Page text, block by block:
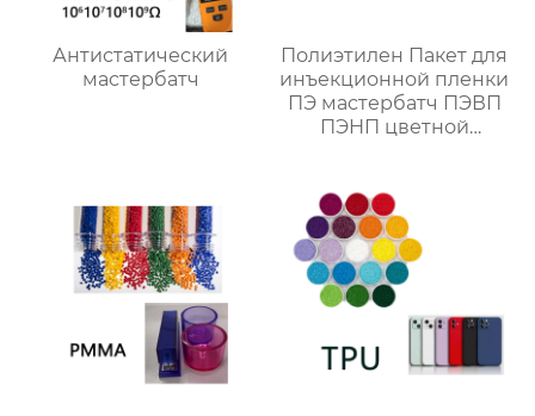
Антистатический
мастербатч
Полиэтилен Пакет для
инъекционной пленки
ПЭ мастербатч ПЭВП
ПЭНП цветной